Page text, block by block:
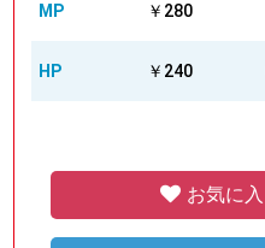
MP ￥280
HP ￥240
お気に